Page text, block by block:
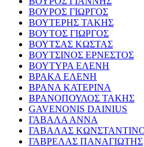
ΒΟΥΡΟΣ ΓΙΩΡΓΟΣ
ΒΟΥΤΕΡΗΣ ΤΑΚΗΣ
ΒΟΥΤΟΣ ΓΙΩΡΓΟΣ
ΒΟΥΤΣΑΣ ΚΩΣΤΑΣ
ΒΟΥΤΣΙΝΟΣ ΕΡΝΕΣΤΟΣ
ΒΟΥΤΥΡΑ ΕΛΕΝΗ
ΒΡΑΚΑ ΕΛΕΝΗ
ΒΡΑΝΑ ΚΑΤΕΡΙΝΑ
ΒΡΑΝΟΠΟΥΛΟΣ ΤΑΚΗΣ
GAVENONIS DAINIUS
ΓΑΒΑΛΑ ΑΝΝΑ
ΓΑΒΑΛΑΣ
ΓΑΒΡΕΛΑΣ ΠΑΝΑΓΙΩΤΗΣ